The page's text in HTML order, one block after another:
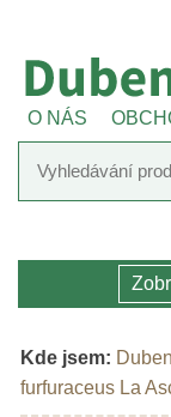
O NÁS
Kde jsem:
furfuraceus La